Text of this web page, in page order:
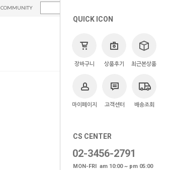
COMMUNITY
QUICK ICON
장바구니 상품후기 최근본상품
마이페이지 고객센터 배송조회
CS CENTER
02-3456-2791
MON-FRI am 10:00 ~ pm 05:00